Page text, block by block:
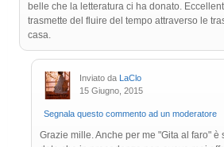
belle che la letteratura ci ha donato.
trasmette del fluire del tempo attraverso le
casa.
Inviato da
LaClo
15 Giugno, 2015
Segnala questo commento ad un moderatore
Grazie mille. Anche per me "Gita al faro" è